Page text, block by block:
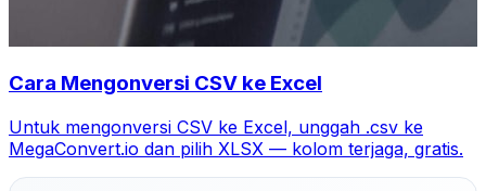
Cara Mengonversi CSV ke Excel
Untuk mengonversi CSV ke Excel, unggah .csv ke
MegaConvert.io dan pilih XLSX — kolom terjaga, gratis.